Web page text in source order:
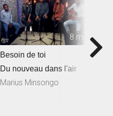
8 min
Besoin de toi
Du nouveau dans l'air
Marius Minsongo